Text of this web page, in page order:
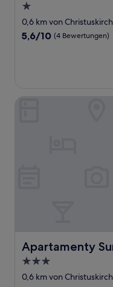
1.0-
Stern-
Unterkunft
0,6 km von
5.6
5,6/10 (4 Bewertungen)
Apartamenty
Apartamenty Sun &
3.0-
Sterne-
0,6 km von